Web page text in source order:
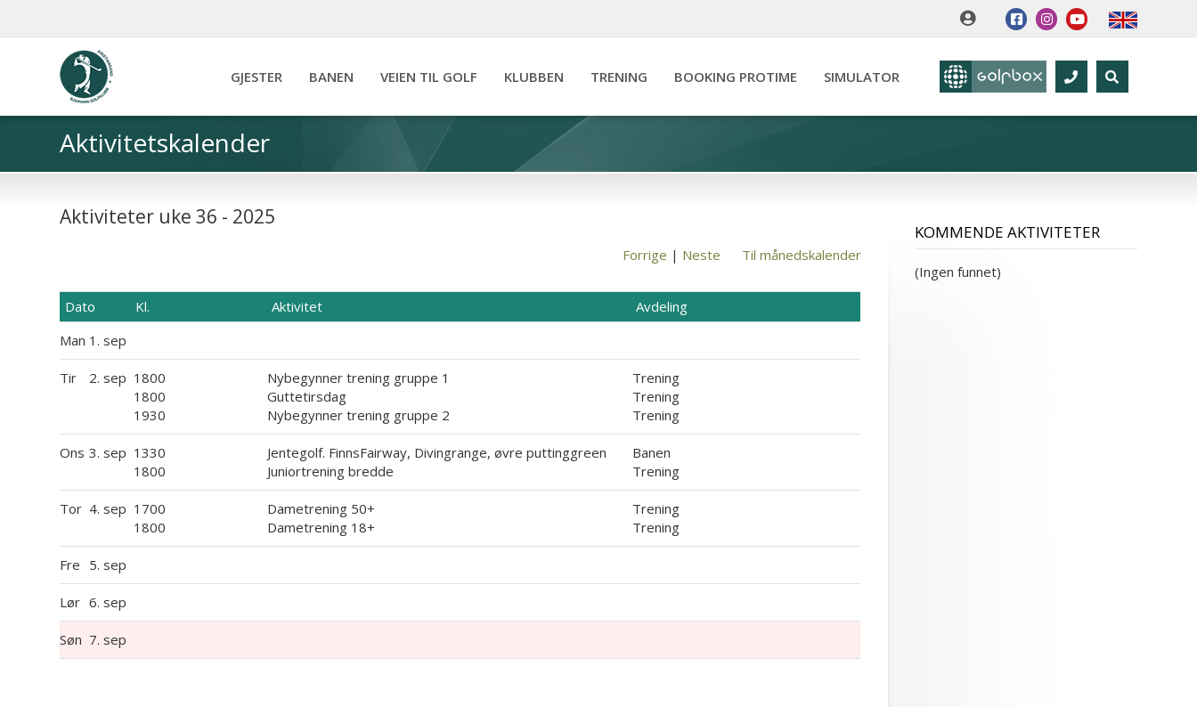
Aktivitetskalender
GJESTER BANEN VEIEN TIL GOLF KLUBBEN TRENING BOOKING PROTIME SIMULATOR
Aktiviteter uke 36 - 2025
Forrige | Neste Til månedskalender
Dato Kl. Aktivitet
Avdeling
Man 1. sep
Tir 2. sep 1800 Nybegynner trening gruppe 1
Trening
1800
Guttetirsdag
Trening
1930
Nybegynner trening gruppe 2 Trening
Ons 3. sep 1330 Jentegolf. FinnsFairway, Divingrange, øvre puttinggreen
Banen
1800
Juniortrening bredde Trening
Tor 4. sep 1700 Dametrening 50+
Trening
1800
Dametrening 18+ Trening
Fre 5. sep
Lør 6. sep
Søn 7. sep
KOMMENDE AKTIVITETER
(Ingen funnet)